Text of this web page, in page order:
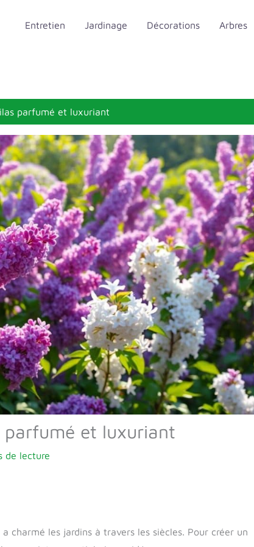
Entretien Jardinage Décorations Arbres
parfumé et luxuriant
parfumé et luxuriant
de lecture
charmé les jardins à travers les siècles. Pour créer un